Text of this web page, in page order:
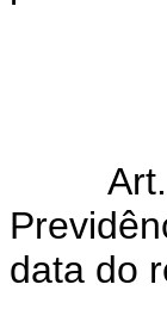
Art.
data do